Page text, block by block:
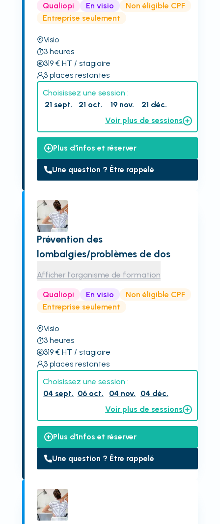
Qualiopi En visio
Non éligible CPF
Entreprise seulement
Visio
3 heures
319€ HT / stagiaire
3 places restantes
Choisissez une session :
21 sept.
21 oct. 19 nov.
21 déc.
Voir plus de sessions
Plus d'infos et réserver
Une question ? Être rappelé
Prévention des
lombalgies/problèmes de dos
Afficher l'organisme de formation
Qualiopi En visio
Non éligible CPF
Entreprise seulement
Visio
3 heures
319€ HT / stagiaire
3 places restantes
Choisissez une session :
04 sept. 06 oct. 04 nov.
04 déc.
Voir plus de sessions
Plus d'infos et réserver
Une question ? Être rappelé